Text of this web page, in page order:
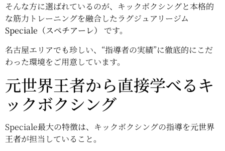
そんな方に選ばれているのが、キックボクシングと本格的
な筋力トレーニングを融合したラグジュアリージム
Speciale（スペチアーレ）
です。
名古屋エリアでも珍しい、“指導者の実績”に徹底的にこだ
わった環境をご用意しています。
元世界王者から直接学べるキ
ックボクシング
Speciale最大の特徴は、キックボクシングの指導を元世界
王者が担当していること。